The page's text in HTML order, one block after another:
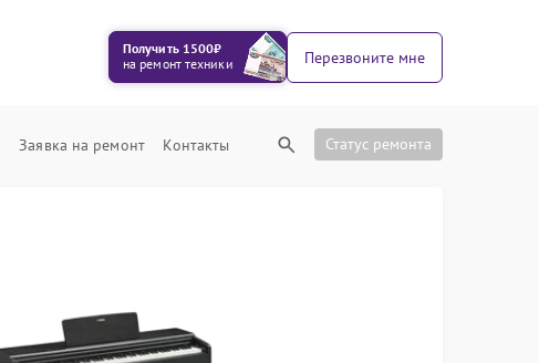
Получить 1500₽
на ремонт техники
Перезвоните мне
Заявка на ремонт Контакты Статус ремонта